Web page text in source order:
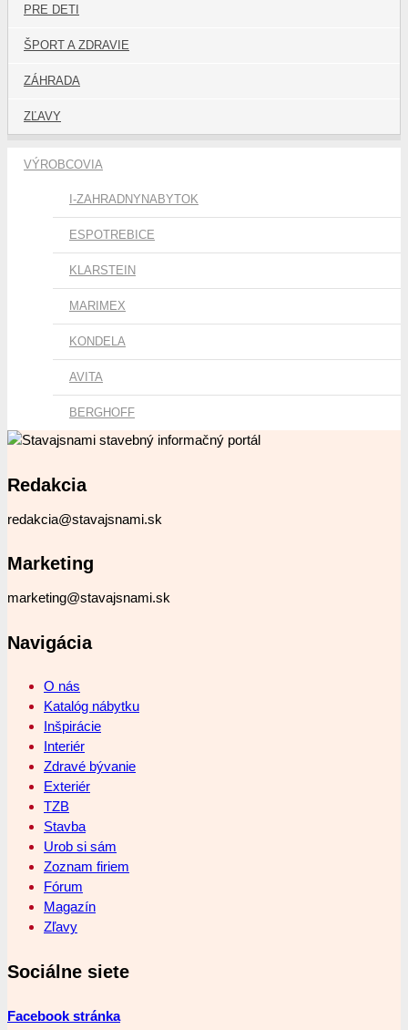
PRE DETI
ŠPORT A ZDRAVIE
ZÁHRADA
ZĽAVY
VÝROBCOVIA
I-ZAHRADNYNABYTOK
ESPOTREBICE
KLARSTEIN
MARIMEX
KONDELA
AVITA
BERGHOFF
Redakcia
redakcia@stavajsnami.sk
Marketing
marketing@stavajsnami.sk
Navigácia
O nás
Katalóg nábytku
Inšpirácie
Interiér
Zdravé bývanie
Exteriér
TZB
Stavba
Urob si sám
Zoznam firiem
Fórum
Magazín
Zľavy
Sociálne siete
Facebook stránka